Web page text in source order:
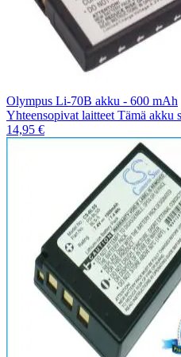
Olympus Li-70B akku - 600 mAh
Yhteensopivat laitteet Tämä
14,95 €